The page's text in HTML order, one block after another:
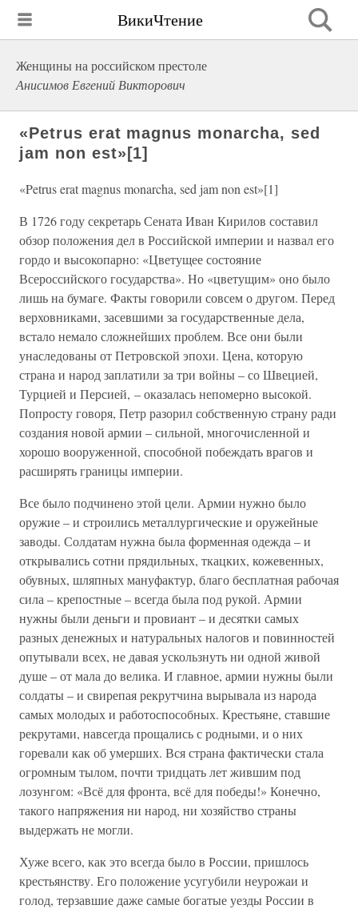
ВикиЧтение
Женщины на российском престоле
Анисимов Евгений Викторович
«Petrus erat magnus monarcha, sed
jam non est»[1]
«Petrus erat magnus monarcha, sed jam non est»[1]
В 1726 году секретарь Сената Иван Кирилов составил
обзор положения дел в Российской империи и назвал его
гордо и высокопарно: «Цветущее состояние
Всероссийского государства». Но «цветущим» оно было
лишь на бумаге. Факты говорили совсем о другом. Перед
верховниками, засевшими за государственные дела,
встало немало сложнейших проблем. Все они были
унаследованы от Петровской эпохи. Цена, которую
страна и народ заплатили за три войны – со Швецией,
Турцией и Персией, – оказалась непомерно высокой.
Попросту говоря, Петр разорил собственную страну ради
создания новой армии – сильной, многочисленной и
хорошо вооруженной, способной побеждать врагов и
расширять границы империи.
Все было подчинено этой цели. Армии нужно было
оружие – и строились металлургические и оружейные
заводы. Солдатам нужна была форменная одежда – и
открывались сотни прядильных, ткацких, кожевенных,
обувных, шляпных мануфактур, благо бесплатная рабочая
сила – крепостные – всегда была под рукой. Армии
нужны были деньги и провиант – и десятки самых
разных денежных и натуральных налогов и повинностей
опутывали всех, не давая ускользнуть ни одной живой
душе – от мала до велика. И главное, армии нужны были
солдаты – и свирепая рекрутчина вырывала из народа
самых молодых и работоспособных. Крестьяне, ставшие
рекрутами, навсегда прощались с родными, и о них
горевали как об умерших. Вся страна фактически стала
огромным тылом, почти тридцать лет жившим под
лозунгом: «Всё для фронта, всё для победы!» Конечно,
такого напряжения ни народ, ни хозяйство страны
выдержать не могли.
Хуже всего, как это всегда было в России, пришлось
крестьянству. Его положение усугубили неурожаи и
голод, терзавшие даже самые богатые уезды России в